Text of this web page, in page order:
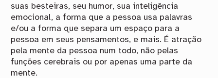
suas besteiras, seu humor, sua inteligência
emocional, a forma que a pessoa usa palavras
e/ou a forma que separa um espaço para a
pessoa em seus pensamentos, e mais. É atração
pela mente da pessoa num todo, não pelas
funções cerebrais ou por apenas uma parte da
mente.